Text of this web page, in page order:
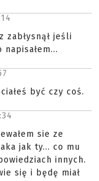
zabłysnął jeśli
być czy coś.
sie ze
jak ty... co mu
innych.
się i będę miał